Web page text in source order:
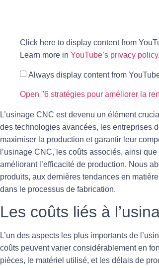
Click here to display content from
Learn more in YouTube’s privacy policy.
Always display content from
Open "6 stratégies pour améliorer la
L’usinage CNC est devenu un élément
des technologies avancées, les entreprises
maximiser la production et garantir leur
l’usinage CNC, les coûts associés, ainsi
améliorant l’efficacité de production. Nous
produits, aux dernières tendances en
dans le processus de fabrication.
Les coûts liés à
L’un des aspects les plus importants de
coûts peuvent varier considérablement en
pièces, le matériel utilisé, et les délais de